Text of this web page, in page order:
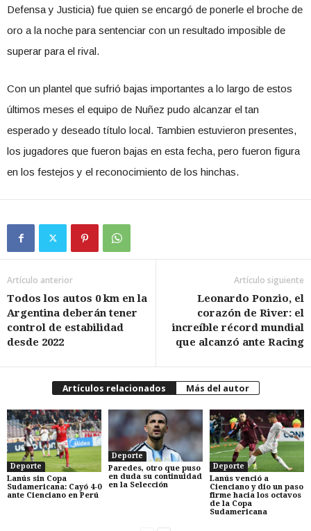
Defensa y Justicia) fue quien se encargó de ponerle el broche de
oro a la noche para sentenciar con un resultado imposible de
superar para el rival.
Con un plantel que sufrió bajas importantes a lo largo de estos
últimos meses el equipo de Nuñez pudo alcanzar el tan
esperado y deseado título local. Tambien estuvieron presentes,
los jugadores que fueron bajas en esta fecha, pero fueron figura
en los festejos y el reconocimiento de los hinchas.
Artículo anterior
Todos los autos 0 km en la
Argentina deberán tener
control de estabilidad
desde 2022
Artículo siguiente
Leonardo Ponzio, el
corazón de River: el
increíble récord mundial
que alcanzó ante Racing
Artículos relacionados Más del autor
Deporte
Lanús sin Copa
Sudamericana: Cayó 4-0
ante Cienciano en Perú
Deporte
Paredes, otro que puso
en duda su continuidad
en la Selección
Deporte
Lanús venció a
Cienciano y dio un paso
firme hacia los octavos
de la Copa
Sudamericana